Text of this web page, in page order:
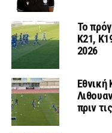
Το
Κ21,
2026
Εθνική
πριν